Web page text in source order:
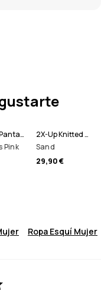
Iconic W Pantalones Snowboard Mujer
Pink
2X-Up Knitted Pasamontañas
Sand
29,90 €
Ropa Esquí Mujer